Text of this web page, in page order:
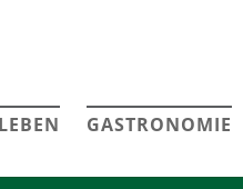
GASTRONOMIE